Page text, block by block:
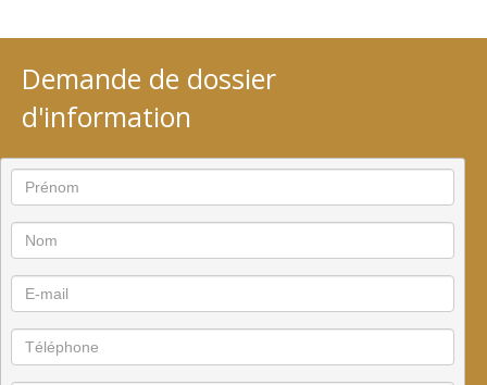
Demande de dossier
d'information